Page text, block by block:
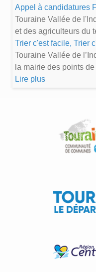
Appel à candidatures
Touraine Vallée de
et des agriculteurs du
Trier c'est facile, Trier
Touraine Vallée de
la mairie des points
Lire plus